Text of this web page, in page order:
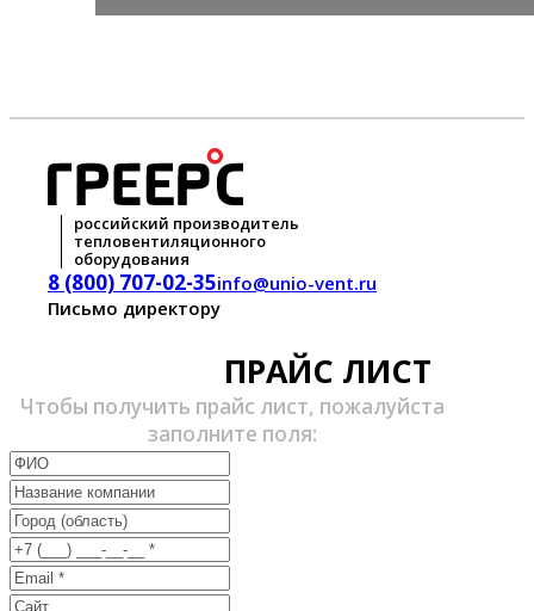
российский производитель
тепловентиляционного
оборудования
8 (800) 707-02-35info@unio-vent.ru
Письмо директору
ПРАЙС ЛИСТ
Чтобы получить прайс лист, пожалуйста
заполните поля: